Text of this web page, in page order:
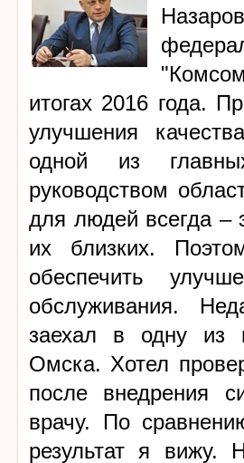
итогах 2016 года.
улучшения
одной из
руководством
для людей всегда –
их близких.
обеспечить
обслуживания.
заехал в одну из
Омска. Хотел
после внедрения
врачу. По
результат я